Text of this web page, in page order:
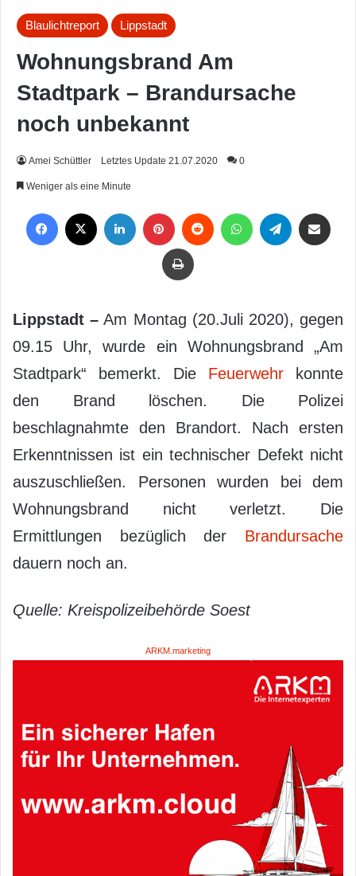
Blaulichtreport Lippstadt
Wohnungsbrand Am
Stadtpark – Brandursache
noch unbekannt
Amei Schüttler Letztes Update 21.07.2020 0
Weniger als eine Minute
Drucken
Lippstadt – Am Montag (20.Juli 2020), gegen
09.15 Uhr, wurde ein Wohnungsbrand „Am
Stadtpark“ bemerkt. Die Feuerwehr konnte
den Brand löschen. Die Polizei
beschlagnahmte den Brandort. Nach ersten
Erkenntnissen ist ein technischer Defekt nicht
auszuschließen. Personen wurden bei dem
Wohnungsbrand nicht verletzt. Die
Ermittlungen bezüglich der Brandursache
dauern noch an.
Quelle: Kreispolizeibehörde Soest
ARKM.marketing